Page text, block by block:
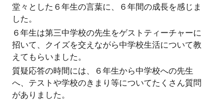
堂々とした６年生の言葉に、６年間の成長を感じま
した。
６年生は第三中学校の先生をゲストティーチャーに
招いて、クイズを交えながら中学校生活について教
えてもらいました。
質疑応答の時間には、６年生から中学校への先生
へ、テストや学校のきまり等についてたくさん質問
がありました。